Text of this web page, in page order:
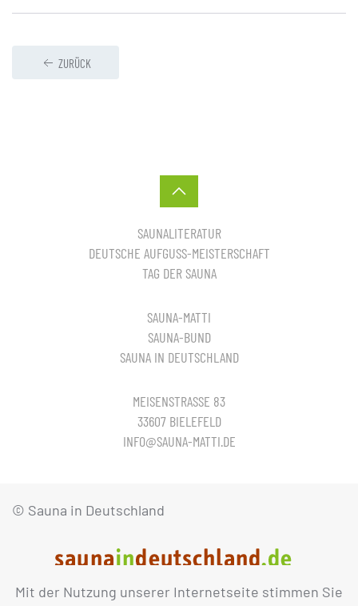
Mit der Nutzung unserer Internetseite stimmen Sie
ZURÜCK
SAUNALITERATUR
DEUTSCHE AUFGUSS-MEISTERSCHAFT
TAG DER SAUNA
SAUNA-MATTI
SAUNA-BUND
SAUNA IN DEUTSCHLAND
MEISENSTRASSE 83
33607 BIELEFELD
INFO@SAUNA-MATTI.DE
© Sauna in Deutschland